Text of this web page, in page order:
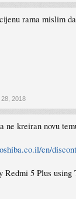
rama mislim
28, 2018
ne kreiran novu
en/
Redmi 5 Plus using